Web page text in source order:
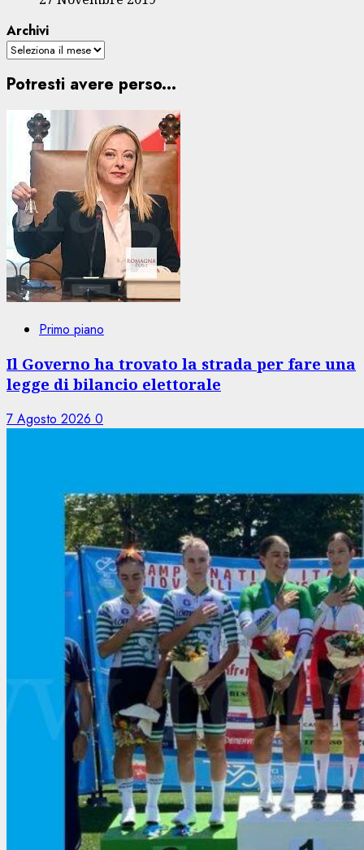
Archivi
Potresti avere perso...
Primo piano
Il Governo ha trovato la strada per fare una
legge di bilancio elettorale
7 Agosto 2026 0